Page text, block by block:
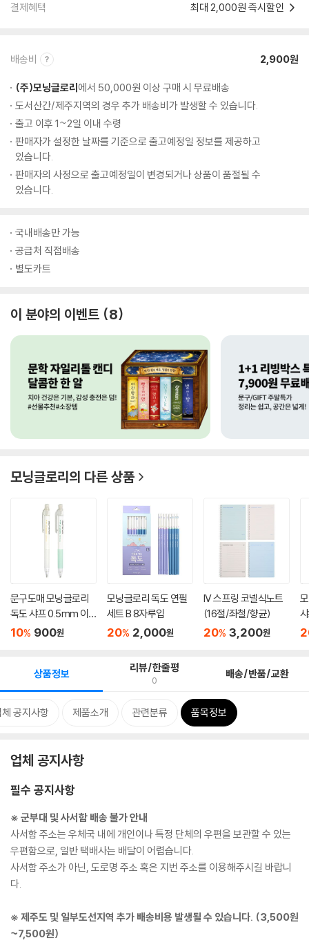
결제혜택 최대 2,000원 즉시할인
배송비 2,900원
(주)모닝글로리에서 50,000원 이상 구매 시 무료배송
도서산간/제주지역의 경우 추가 배송비가 발생할 수 있습니다.
출고 이후 1~2일 이내 수령
판매자가 설정한 날짜를 기준으로 출고예정일 정보를 제공하고
있습니다.
판매자의 사정으로 출고예정일이 변경되거나 상품이 품절될 수
있습니다.
국내배송만 가능
공급처 직접배송
별도카트
이 분야의 이벤트 8
모닝글로리의 다른 상품
문구도매 모닝글로리
독도 샤프 0.5mm 이
니셜각...
10% 900원
모닝글로리 독도 연필
세트 B 8자루입
20% 2,000원
IV 스프링 코넬식노트
(16절/좌철/향균)
20% 3,200원
상품정보 리뷰/한줄평
0 배송/반품/교환
공지사항 제품소개 관련분류 품목정보
업체 공지사항
필수 공지사항
※ 군부대 및 사서함 배송 불가 안내
사서함 주소는 우체국 내에 개인이나 특정 단체의 우편을 보관할 수 있는
우편함으로, 일반 택배사는 배달이 어렵습니다.
사서함 주소가 아닌, 도로명 주소 혹은 지번 주소를 이용해주시길 바랍니
다.
※ 제주도 및 일부도선지역 추가 배송비용 발생될 수 있습니다. (3,500원
~7,500원)